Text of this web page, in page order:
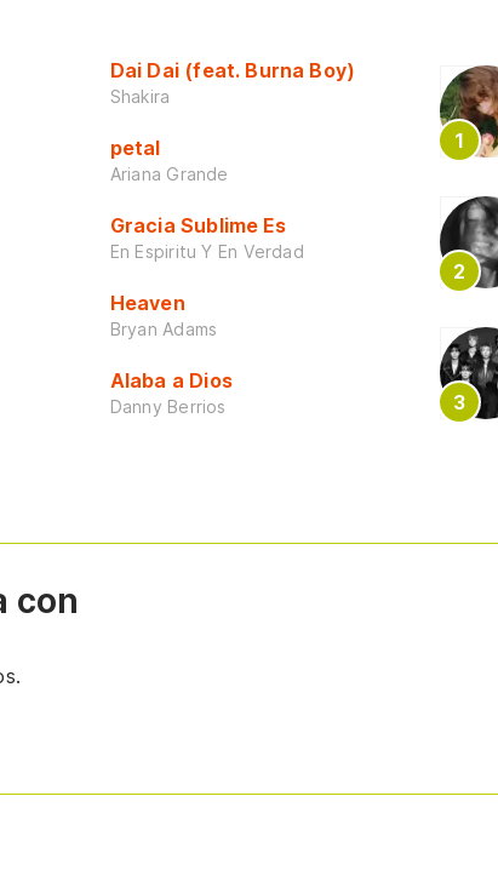
Dai Dai (feat. Burna Boy)
Shakira
petal
Ariana Grande
Gracia Sublime Es
En Espiritu Y En Verdad
Heaven
Bryan Adams
Alaba a Dios
Danny Berrios
con